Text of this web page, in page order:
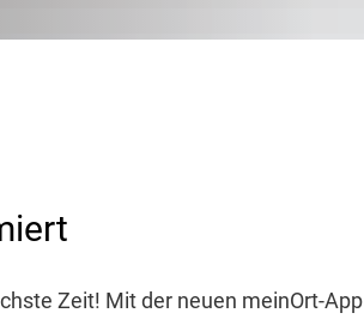
Zeit! Mit der neuen meinOrt-App